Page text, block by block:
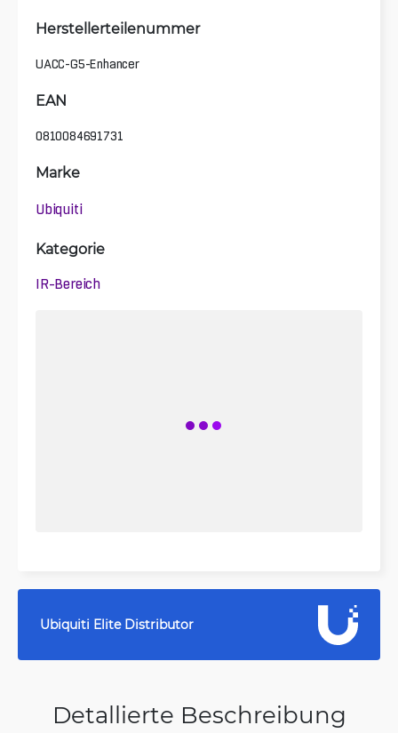
Herstellerteilenummer
UACC-G5-Enhancer
EAN
0810084691731
Marke
Ubiquiti
Kategorie
IR-Bereich
Ubiquiti Elite Distributor
Detallierte Beschreibung